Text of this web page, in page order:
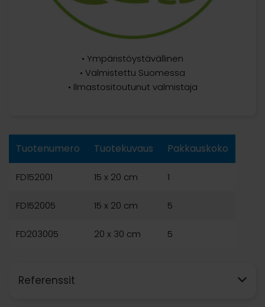
• Ympäristöystävällinen
• Valmistettu Suomessa
• Ilmastositoutunut valmistaja
Tuotenumero Tuotekuvaus Pakkauskoko
FD152001 15 x 20 cm 1
FD152005 15 x 20 cm 5
FD203005 20 x 30 cm 5
Referenssit